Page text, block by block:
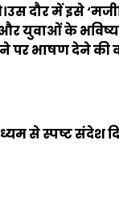
दौर में इसे‘
युवाओं के भविष्य
पर भाषण देने की
से स्पष्ट संदेश